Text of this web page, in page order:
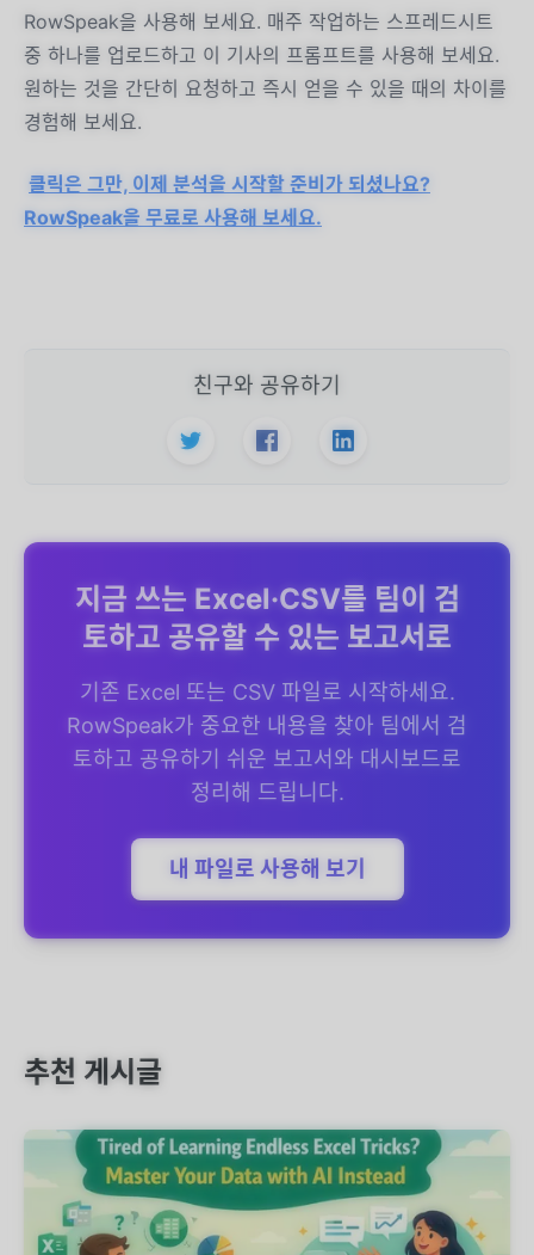
RowSpeak을 사용해 보세요. 매주 작업하는 스프레드시트
중 하나를 업로드하고 이 기사의 프롬프트를 사용해 보세요.
원하는 것을 간단히 요청하고 즉시 얻을 수 있을 때의 차이를
경험해 보세요.
클릭은 그만, 이제 분석을 시작할 준비가 되셨나요?
RowSpeak을 무료로 사용해 보세요.
친구와 공유하기
지금 쓰는 Excel·CSV를 팀이 검
토하고 공유할 수 있는 보고서로
기존 Excel 또는 CSV 파일로 시작하세요.
RowSpeak가 중요한 내용을 찾아 팀에서 검
토하고 공유하기 쉬운 보고서와 대시보드로
정리해 드립니다.
내 파일로 사용해 보기
추천 게시글